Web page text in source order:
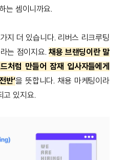
는 셈이니까요.
지 더 있습니다. 리버스 리크루팅
는 점이지요. 채용 브랜딩이란 말
처럼 만들어 잠재 입사자들에게
반’을 뜻합니다. 채용 마케팅이라
고 있지요.